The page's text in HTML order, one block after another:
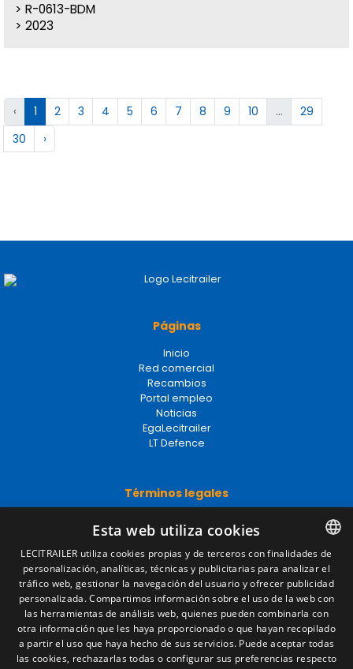
R-0613-BDM
2023
‹ 1 2 3 4 5 6 7 8 9 10 ...
29
30
›
Páginas
Inicio
Red comercial
Recambios
Portal empleo
Noticias
EgaLecitrailer
LT Defence
Términos legales
Política de privacidad
Política de cookies
Condiciones generales de venta
Gestionar cookies
Contacto
Camino de los Huertos, S/N. Apdo 100
SPANISH
ENGLISH
FRENCH
ITALIAN
Esta web utiliza cookies
LECITRAILER utiliza cookies propias y de terceros con finalidades de
personalización, analíticas, técnicas y publicitarias para analizar el
tráfico web, gestionar la navegación del usuario y ofrecer publicidad
personalizada. Compartimos información sobre el uso de la web con
las herramientas de análisis web, quienes pueden combinarla con
otra información que les haya proporcionado o que hayan recopilado
a partir el uso que haya hecho de sus servicios. Puede aceptar todas
las cookies, rechazarlas todas o configurar sus preferencias respecto